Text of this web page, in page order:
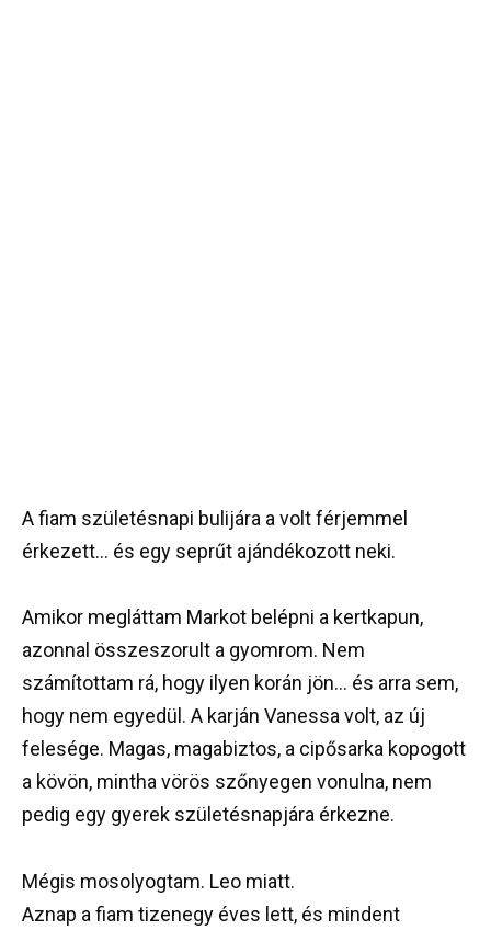
A fiam születésnapi bulijára a volt férjemmel
érkezett… és egy seprűt ajándékozott neki.
Amikor megláttam Markot belépni a kertkapun,
azonnal összeszorult a gyomrom. Nem
számítottam rá, hogy ilyen korán jön… és arra sem,
hogy nem egyedül. A karján Vanessa volt, az új
felesége. Magas, magabiztos, a cipősarka kopogott
a kövön, mintha vörös szőnyegen vonulna, nem
pedig egy gyerek születésnapjára érkezne.
Mégis mosolyogtam. Leo miatt.
Aznap a fiam tizenegy éves lett, és mindent